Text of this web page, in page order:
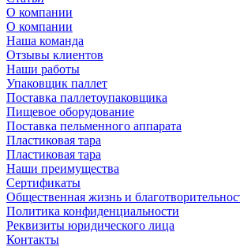
О компании
О компании
Наша команда
Отзывы клиентов
Наши работы
Упаковщик паллет
Поставка паллетоупаковщика
Пищевое оборудование
Поставка пельменного аппарата
Пластиковая тара
Пластиковая тара
Наши преимущества
Сертификаты
Общественная жизнь и
Политика конфиденциальности
Реквизиты юридического лица
Контакты